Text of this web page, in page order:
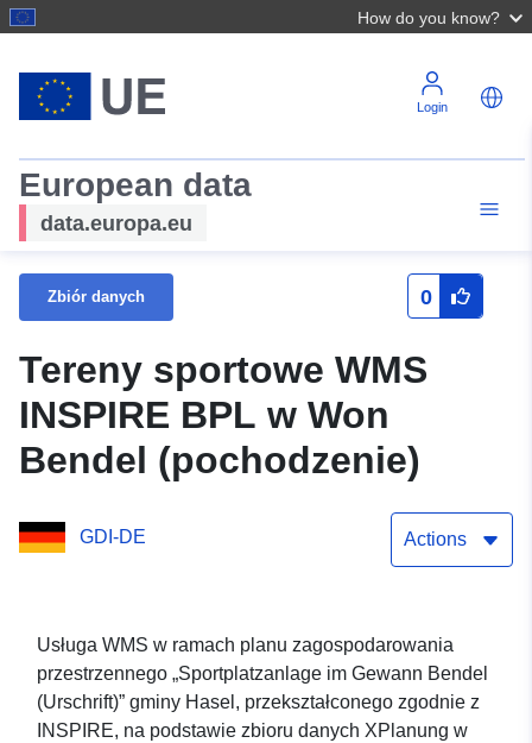
How do you know?
Login
European data
data.europa.eu
Zbiór danych 0
Tereny sportowe WMS
INSPIRE BPL w Won
Bendel (pochodzenie)
GDI-DE Actions
Usługa WMS w ramach planu zagospodarowania
przestrzennego „Sportplatzanlage im Gewann Bendel
(Urschrift)” gminy Hasel, przekształconego zgodnie z
INSPIRE, na podstawie zbioru danych XPlanung w